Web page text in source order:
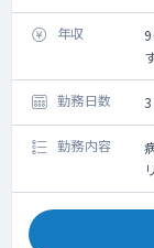
年収
勤務日数
勤務内容